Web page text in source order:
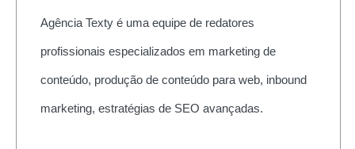
Agência Texty é uma equipe de redatores
profissionais especializados em marketing de
conteúdo, produção de conteúdo para web, inbound
marketing, estratégias de SEO avançadas.